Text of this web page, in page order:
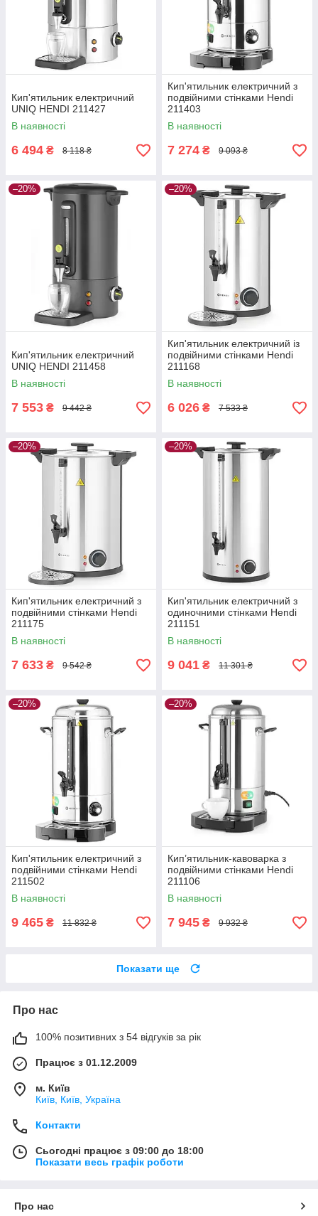
Кип'ятильник електричний
UNIQ HENDI 211427
В наявності
6 494 ₴ 8 118 ₴
Кип'ятильник електричний з
подвійними стінками Hendi
211403
В наявності
7 274 ₴ 9 093 ₴
–20%
Кип'ятильник електричний
UNIQ HENDI 211458
В наявності
7 553 ₴ 9 442 ₴
–20%
Кип'ятильник електричний із
подвійними стінками Hendi
211168
В наявності
6 026 ₴ 7 533 ₴
–20%
Кип'ятильник електричний з
подвійними стінками Hendi
211175
В наявності
7 633 ₴ 9 542 ₴
–20%
Кип'ятильник електричний з
одиночними стінками Hendi
211151
В наявності
9 041 ₴ 11 301 ₴
–20%
Кип'ятильник електричний з
подвійними стінками Hendi
211502
В наявності
9 465 ₴ 11 832 ₴
–20%
Кип’ятильник-кавоварка з
подвійними стінками Hendi
211106
В наявності
7 945 ₴ 9 932 ₴
Показати ще
Про нас
100% позитивних з 54 відгуків за рік
Працює з 01.12.2009
м. Київ
Київ, Київ, Україна
Контакти
Сьогодні працює з 09:00 до 18:00
Показати весь графік роботи
Про нас